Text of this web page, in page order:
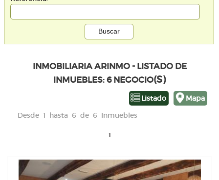
INMOBILIARIA ARINMO - LISTADO DE
INMUEBLES: 6 NEGOCIO(S)
Mapa
Listado
Desde 1 hasta 6 de 6 Inmuebles
1